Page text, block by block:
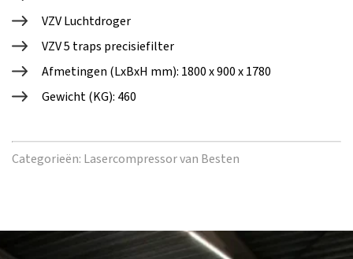
VZV Luchtdroger
VZV 5 traps precisiefilter
Afmetingen (LxBxH mm): 1800 x 900 x 1780
Gewicht (KG): 460
Categorieën: Lasercompressor van Besten